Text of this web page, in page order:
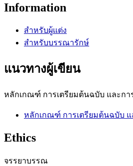
Information
สำหรับผู้แต่ง
สำหรับบรรณารักษ์
แนวทางผู้เขียน
หลักเกณฑ์ การเตรียมต้นฉบับ และกา
หลักเกณฑ์ การเตรียมต้นฉบับ
Ethics
จรรยาบรรณ